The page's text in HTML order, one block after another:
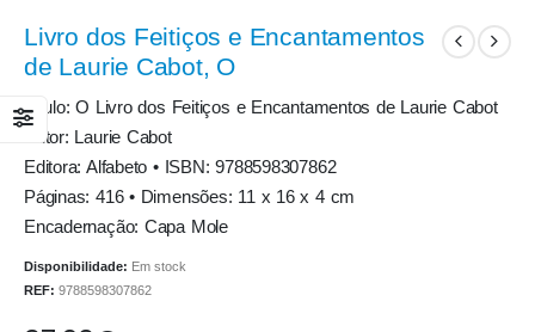
Livro dos Feitiços e Encantamentos
de Laurie Cabot, O
Título: O Livro dos Feitiços e Encantamentos de Laurie Cabot
Autor: Laurie Cabot
Editora: Alfabeto • ISBN: 9788598307862
Páginas: 416 • Dimensões: 11 x 16 x 4 cm
Encadernação: Capa Mole
Disponibilidade: Em stock
REF: 9788598307862